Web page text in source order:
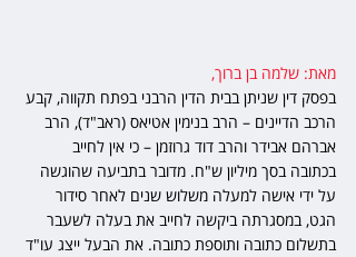
מאת: שלמה בן ברוך,
בפסק דין שניתן בבית הדין הרבני בפתח תקווה, קבע
הרכב הדיינים – הרב בנימין אטיאס (ראב"ד), הרב
אברהם אבידר והרב דוד גרוזמן – כי אין לחייב
בכתובה בסך מיליון ש"ח. מדובר בתביעה שהוגשה
על ידי אישה למעלה משלוש שנים לאחר סידור
הגט, במסגרתה ביקשה לחייב את בעלה לשעבר
בתשלום כתובה ותוספת כתובה. את הבעל ייצג עו"ד